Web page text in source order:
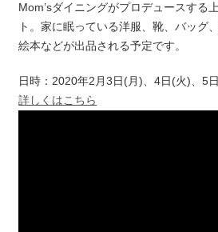
Mom’sダイニングがプロデュースする
ト。家に眠っている洋服、靴、バッグ
絵本などが出品される予定です。
日時：2020年2月3日(月)、4日(火)、
詳しくはこちら